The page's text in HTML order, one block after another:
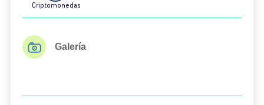
Criptomonedas
Galería